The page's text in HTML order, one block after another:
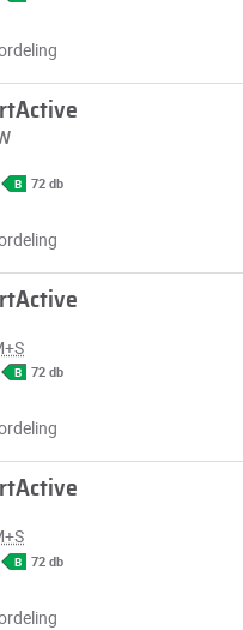
B 72 db
B 72 db
B 72 db